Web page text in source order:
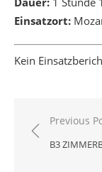
Einsatzort:
Kein
Previous
B3